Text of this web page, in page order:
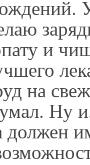
и
на
Ну
должен